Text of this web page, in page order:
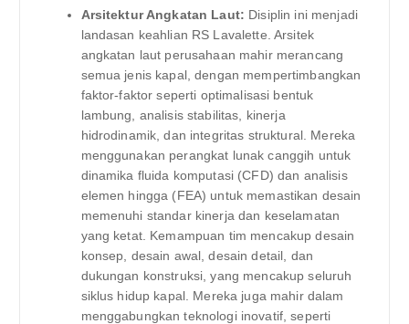
Arsitektur Angkatan Laut: Disiplin ini menjadi
landasan keahlian RS Lavalette. Arsitek
angkatan laut perusahaan mahir merancang
semua jenis kapal, dengan mempertimbangkan
faktor-faktor seperti optimalisasi bentuk
lambung, analisis stabilitas, kinerja
hidrodinamik, dan integritas struktural. Mereka
menggunakan perangkat lunak canggih untuk
dinamika fluida komputasi (CFD) dan analisis
elemen hingga (FEA) untuk memastikan desain
memenuhi standar kinerja dan keselamatan
yang ketat. Kemampuan tim mencakup desain
konsep, desain awal, desain detail, dan
dukungan konstruksi, yang mencakup seluruh
siklus hidup kapal. Mereka juga mahir dalam
menggabungkan teknologi inovatif, seperti